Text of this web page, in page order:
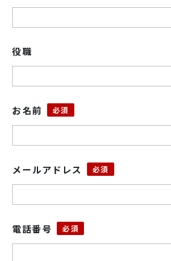
役職
お名前
メールアドレス
電話番号